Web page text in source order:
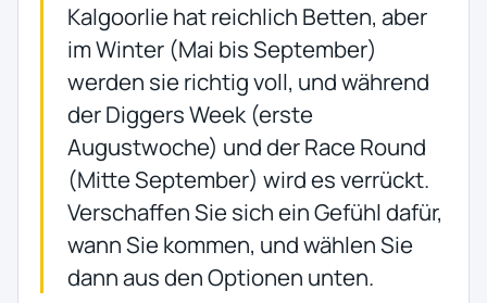
Kalgoorlie hat reichlich Betten, aber
im Winter (Mai bis September)
werden sie richtig voll, und während
der Diggers Week (erste
Augustwoche) und der Race Round
(Mitte September) wird es verrückt.
Verschaffen Sie sich ein Gefühl dafür,
wann Sie kommen, und wählen Sie
dann aus den Optionen unten.